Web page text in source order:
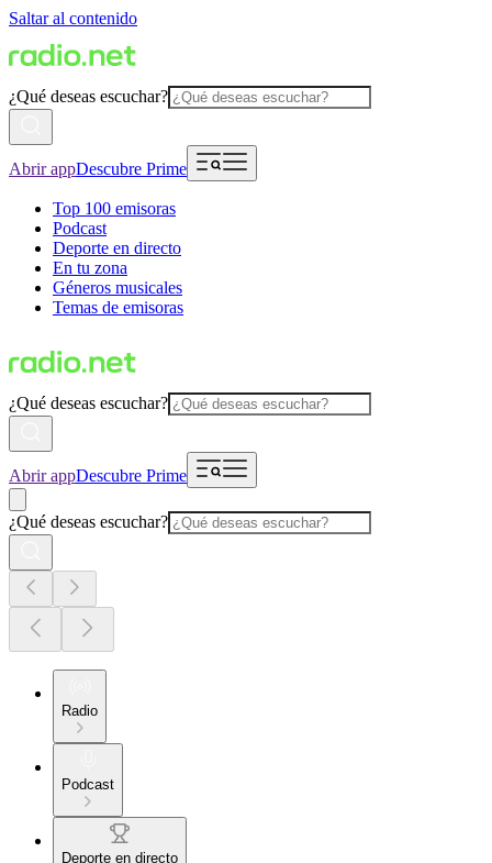
Saltar al contenido
¿Qué deseas escuchar?
Abrir appDescubre Prime
Top 100 emisoras
Podcast
Deporte en directo
En tu zona
Géneros musicales
Temas de emisoras
¿Qué deseas escuchar?
Abrir appDescubre Prime
¿Qué deseas escuchar?
Radio
Podcast
Deporte en directo